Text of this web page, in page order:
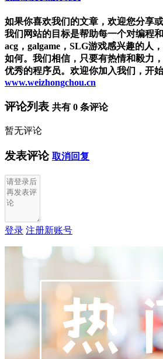
如果你喜欢我们的文章，欢迎您分享
我们网站的目标是帮助每一个对编程
acg，galgame，SLG游戏感兴趣的人
如何。我们相信，只要有热情和毅力
优秀的程序员。欢迎你加入我们，开
www.weizhongchou.cn
评论列表 共有 0 条评论
暂无评论
发表评论 取消回复
登录 注册新账号